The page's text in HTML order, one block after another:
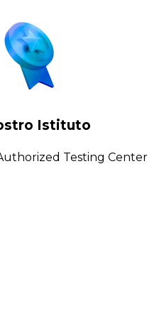
Istituto
Testing Center